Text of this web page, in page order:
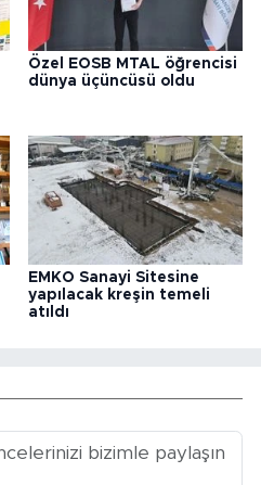
Özel EOSB MTAL öğrencisi
dünya üçüncüsü oldu
EMKO Sanayi Sitesine
yapılacak kreşin temeli
atıldı